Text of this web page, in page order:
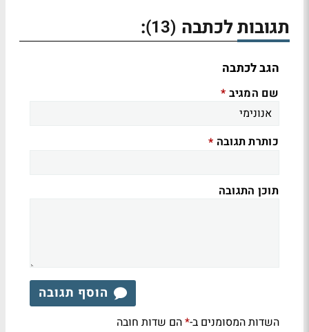
תגובות לכתבה (13)
:
הגב לכתבה
שם המגיב *
כותרת תגובה *
תוכן התגובה
הוסף תגובה
השדות המסומנים ב-*הם שדות חובה